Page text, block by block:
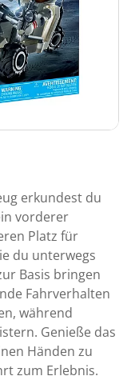
erkundest du
vorderer
Platz für
du unterwegs
Basis bringen
Fahrverhalten
während
Genieße das
Händen zu
zum Erlebnis.